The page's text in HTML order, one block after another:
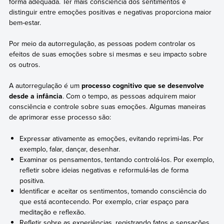
distinguir entre emoções positivas e negativas proporciona maior
bem-estar.
Por meio da autorregulação, as pessoas podem controlar os
efeitos de suas emoções sobre si mesmas e seu impacto sobre
os outros.
A autorregulação é um processo cognitivo que se desenvolve
desde a infância. Com o tempo, as pessoas adquirem maior
consciência e controle sobre suas emoções. Algumas maneiras
de aprimorar esse processo são:
Expressar ativamente as emoções, evitando reprimi-las. Por
exemplo, falar, dançar, desenhar.
Examinar os pensamentos, tentando controlá-los. Por exemplo,
refletir sobre ideias negativas e reformulá-las de forma
positiva.
Identificar e aceitar os sentimentos, tomando consciência do
que está acontecendo. Por exemplo, criar espaço para
meditação e reflexão.